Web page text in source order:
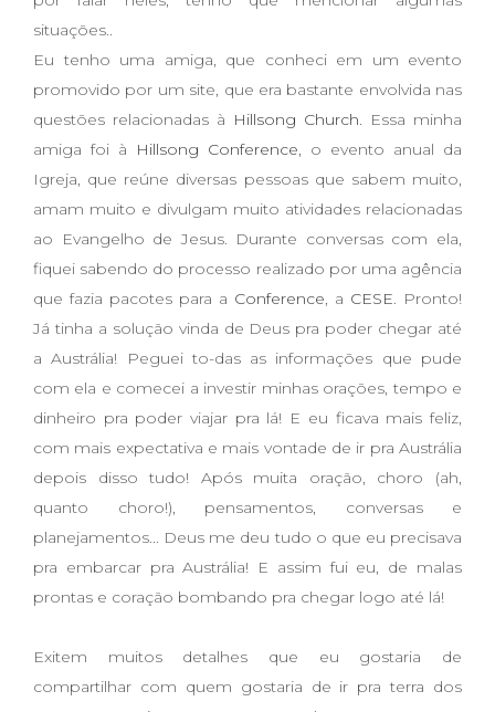
situações..
Eu tenho uma amiga, que conheci em um evento
promovido por um site, que era bastante envolvida nas
questões relacionadas à Hillsong Church. Essa minha
amiga foi à
Hillsong Conference, o evento anual da
Igreja, que reúne diversas pessoas que sabem muito,
amam muito e divulgam muito atividades relacionadas
ao Evangelho de Jesus. Durante conversas com ela,
fiquei sabendo do processo realizado por uma agência
que fazia pacotes para a Conference, a CESE. Pronto!
Já tinha a solução vinda de Deus pra poder chegar até
a Austrália! Peguei to-das as informações que pude
com ela e comecei a investir minhas orações, tempo e
dinheiro pra poder viajar pra lá! E eu ficava mais feliz,
com mais expectativa e mais vontade de ir pra Austrália
depois disso tudo! Após muita oração, choro (ah,
quanto choro!), pensamentos, conversas e
planejamentos... Deus me deu tudo o que eu precisava
pra embarcar pra Austrália! E assim fui eu, de malas
prontas e coração bombando pra chegar logo até lá!
Exitem muitos detalhes que eu gostaria de
compartilhar com quem gostaria de ir pra terra dos